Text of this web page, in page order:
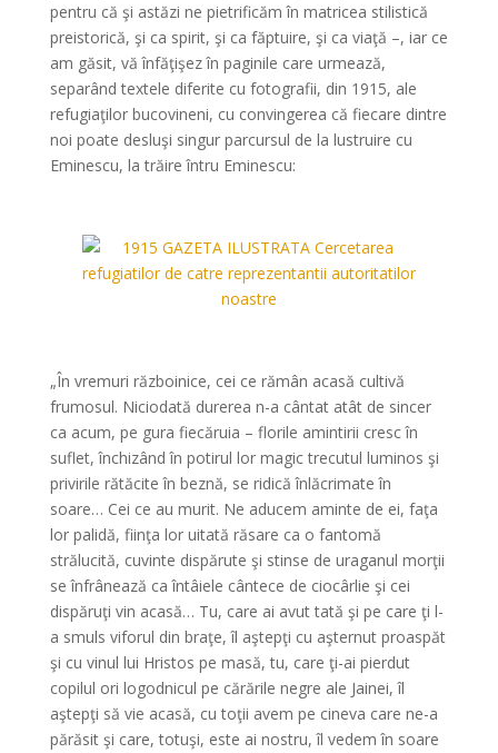
pentru că şi astăzi ne pietrificăm în matricea stilistică
preistorică, şi ca spirit, şi ca făptuire, şi ca viaţă –, iar ce
am găsit, vă înfăţişez în paginile care urmează,
separând textele diferite cu fotografii, din 1915, ale
refugiaţilor bucovineni, cu convingerea că fiecare dintre
noi poate desluşi singur parcursul de la lustruire cu
Eminescu, la trăire întru Eminescu:
„În vremuri războinice, cei ce rămân acasă cultivă
frumosul. Niciodată durerea n-a cântat atât de sincer
ca acum, pe gura fiecăruia – florile amintirii cresc în
suflet, închizând în potirul lor magic trecutul luminos şi
privirile rătăcite în beznă, se ridică înlăcrimate în
soare… Cei ce au murit. Ne aducem aminte de ei, faţa
lor palidă, fiinţa lor uitată răsare ca o fantomă
strălucită, cuvinte dispărute şi stinse de uraganul morţii
se înfrânează ca întâiele cântece de ciocârlie şi cei
dispăruţi vin acasă… Tu, care ai avut tată şi pe care ţi l-
a smuls viforul din braţe, îl aştepţi cu aşternut proaspăt
şi cu vinul lui Hristos pe masă, tu, care ţi-ai pierdut
copilul ori logodnicul pe cărările negre ale Jainei, îl
aştepţi să vie acasă, cu toţii avem pe cineva care ne-a
părăsit şi care, totuşi, este ai nostru, îl vedem în soare